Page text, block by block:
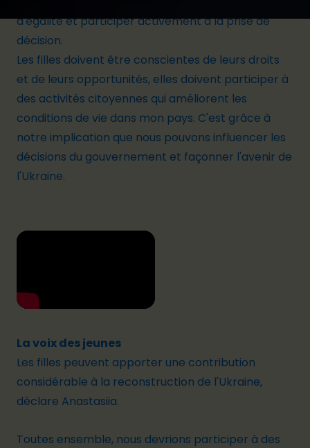
d'égalité et participer activement à la prise de
décision.
Les filles doivent être conscientes de leurs droits
et de leurs opportunités, elles doivent participer à
des activités citoyennes qui améliorent les
conditions de vie dans mon pays. C'est grâce à
notre implication que nous pouvons influencer les
décisions du gouvernement et façonner l'avenir de
l'Ukraine.
La voix des jeunes
Les filles peuvent apporter une contribution
considérable à la reconstruction de l'Ukraine,
déclare Anastasiia.
Toutes ensemble, nous devrions participer à des